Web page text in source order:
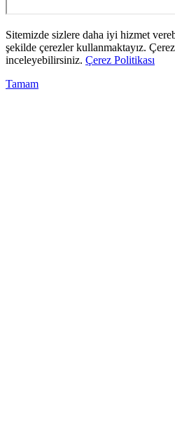
Sitemizde sizlere daha iyi hizmet
şekilde çerezler kullanmaktayız.
inceleyebilirsiniz. Çerez Politikası
Tamam